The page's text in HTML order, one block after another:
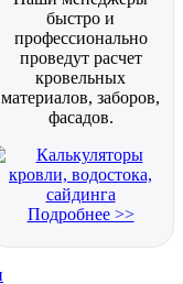
быстро и
профессионально
проведут расчет
кровельных
материалов, заборов,
фасадов.
Подробнее >>